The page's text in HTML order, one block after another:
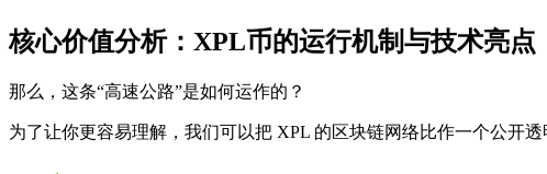
核心价值分析：XPL币的运行机制与技术亮点
那么，这条“高速公路”是如何运作的？
为了让你更容易理解，我们可以把 XPL 的区块链网络比作一个公开透